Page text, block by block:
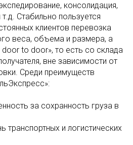
консолидация,
Стабильно пользуется
клиентов перевозка
веса, объема и размера, а
to door», то есть со склада
вне зависимости от
Среди преимуществ
за сохранность груза в
транспортных и логистических